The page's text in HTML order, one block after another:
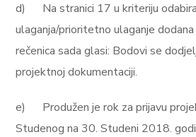
d)
Na stranici 17 u kriteriju
ulaganja/prioritetno ulaganje
rečenica sada glasi: Bodovi se
projektnoj dokumentaciji.
e)
Produžen je rok za prijavu
Studenog na 30. Studeni 2018.